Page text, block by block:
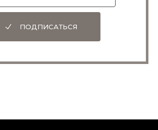
ПОДПИСАТЬСЯ